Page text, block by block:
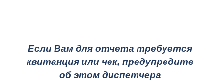
Если Вам для отчета требуется
квитанция или чек, предупредите
об этом диспетчера